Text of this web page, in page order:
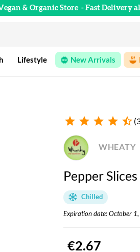
& Organic Store - Fast Delivery
Lifestyle New Arrivals
star star star star star_half
Pepper
WHEATY
Chilled
Expiration date: October
€2.67